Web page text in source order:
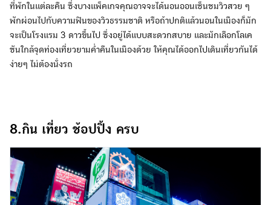
ที่พักในแต่ละคืน ซึ่งบางแพ็คเกจคุณอาจจะได้นอนออนเซ็นชมวิวสวย ๆ
พักผ่อนไปกับความฟินของวิวธรรมชาติ หรือถ้าปกติแล้วนอนในเมืองก็มัก
จะเป็นโรงแรม 3 ดาวขึ้นไป ซึ่งอยู่ได้แบบสะดวกสบาย และมักเลือกโลเค
ชันใกล้จุดท่องเที่ยวยามค่ำคืนในเมืองด้วย ให้คุณได้ออกไปเดินเที่ยวกันได้
ง่ายๆ ไม่ต้องนั่งรถ
8.กิน เที่ยว ช้อปปิ้ง ครบ